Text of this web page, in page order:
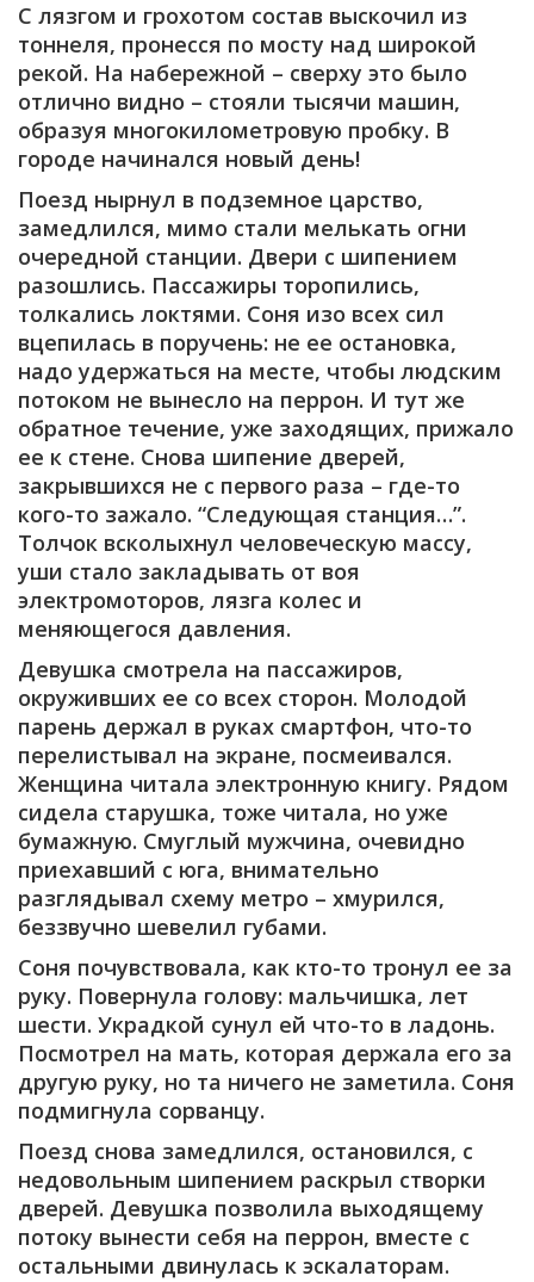
С лязгом и грохотом состав выскочил из
тоннеля, пронесся по мосту над широкой
рекой. На набережной – сверху это было
отлично видно – стояли тысячи машин,
образуя многокилометровую пробку. В
городе начинался новый день!
Поезд нырнул в подземное царство,
замедлился, мимо стали мелькать огни
очередной станции. Двери с шипением
разошлись. Пассажиры торопились,
толкались локтями. Соня изо всех сил
вцепилась в поручень: не ее остановка,
надо удержаться на месте, чтобы людским
потоком не вынесло на перрон. И тут же
обратное течение, уже заходящих, прижало
ее к стене. Снова шипение дверей,
закрывшихся не с первого раза – где-то
кого-то зажало. “Следующая станция…”.
Толчок всколыхнул человеческую массу,
уши стало закладывать от воя
электромоторов, лязга колес и
меняющегося давления.
Девушка смотрела на пассажиров,
окруживших ее со всех сторон. Молодой
парень держал в руках смартфон, что-то
перелистывал на экране, посмеивался.
Женщина читала электронную книгу. Рядом
сидела старушка, тоже читала, но уже
бумажную. Смуглый мужчина, очевидно
приехавший с юга, внимательно
разглядывал схему метро – хмурился,
беззвучно шевелил губами.
Соня почувствовала, как кто-то тронул ее за
руку. Повернула голову: мальчишка, лет
шести. Украдкой сунул ей что-то в ладонь.
Посмотрел на мать, которая держала его за
другую руку, но та ничего не заметила. Соня
подмигнула сорванцу.
Поезд снова замедлился, остановился, с
недовольным шипением раскрыл створки
дверей. Девушка позволила выходящему
потоку вынести себя на перрон, вместе с
остальными двинулась к эскалаторам.